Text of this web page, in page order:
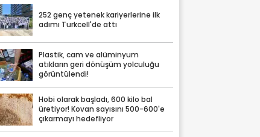
252 genç yetenek kariyerlerine ilk
adımı Turkcell'de attı
Plastik, cam ve alüminyum
atıkların geri dönüşüm yolculuğu
görüntülendi!
Hobi olarak başladı, 600 kilo bal
üretiyor! Kovan sayısını 500-600'e
çıkarmayı hedefliyor